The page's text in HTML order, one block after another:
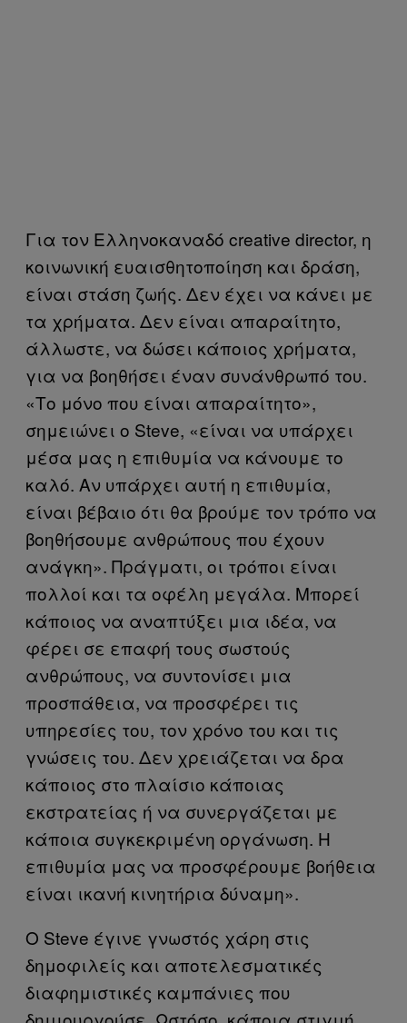
Για τον Ελληνοκαναδό creative director, η
κοινωνική ευαισθητοποίηση και δράση,
είναι στάση ζωής. Δεν έχει να κάνει με
τα χρήματα. Δεν είναι απαραίτητο,
άλλωστε, να δώσει κάποιος χρήματα,
για να βοηθήσει έναν συνάνθρωπό του.
«Το μόνο που είναι απαραίτητο»,
σημειώνει ο Steve, «είναι να υπάρχει
μέσα μας η επιθυμία να κάνουμε το
καλό. Αν υπάρχει αυτή η επιθυμία,
είναι βέβαιο ότι θα βρούμε τον τρόπο να
βοηθήσουμε ανθρώπους που έχουν
ανάγκη». Πράγματι, οι τρόποι είναι
πολλοί και τα οφέλη μεγάλα. Μπορεί
κάποιος να αναπτύξει μια ιδέα, να
φέρει σε επαφή τους σωστούς
ανθρώπους, να συντονίσει μια
προσπάθεια, να προσφέρει τις
υπηρεσίες του, τον χρόνο του και τις
γνώσεις του. Δεν χρειάζεται να δρα
κάποιος στο πλαίσιο κάποιας
εκστρατείας ή να συνεργάζεται με
κάποια συγκεκριμένη οργάνωση. Η
επιθυμία μας να προσφέρουμε βοήθεια
είναι ικανή κινητήρια δύναμη».
Ο Steve έγινε γνωστός χάρη στις
δημοφιλείς και αποτελεσματικές
διαφημιστικές καμπάνιες που